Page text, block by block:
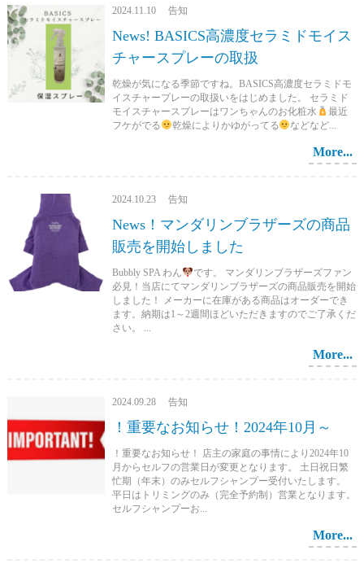
2024.11.10 告知
News! BASICS高濃度セラミドモイス
チャースプレーの取扱
乾燥が気になる季節ですね。BASICS高濃度セラミドモ
イスチャープレーの取扱いをはじめました。 セラミド
モイスチャースプレーはワンちゃんのお化粧水
最近
フケがでる
乾燥によりかゆがってる などなど...
More...
2024.10.23 告知
News！マンダリンブラザーズの商品
販売を開始しました
Bubbly SPA わん
です。 マンダリンブラザーズファン
必見！当店にてマンダリンブラザーズの商品販売を開始
しました！ メーカーに在庫がある商品はオーダーでき
ます。納期は1～2週間ほどいただきますのでご了承くだ
さい。 ...
More...
2024.09.28 告知
！重要なお知らせ！2024年10月～
！重要なお知らせ！ 店主の家庭の事情により2024年10
月からセルフの営業日が変更となります。 土日祝日繁
忙期（年末）のみセルフシャンプー受付いたします。
平日はトリミングのみ（完全予約制）営業となります。
セルフシャンプーお...
More...